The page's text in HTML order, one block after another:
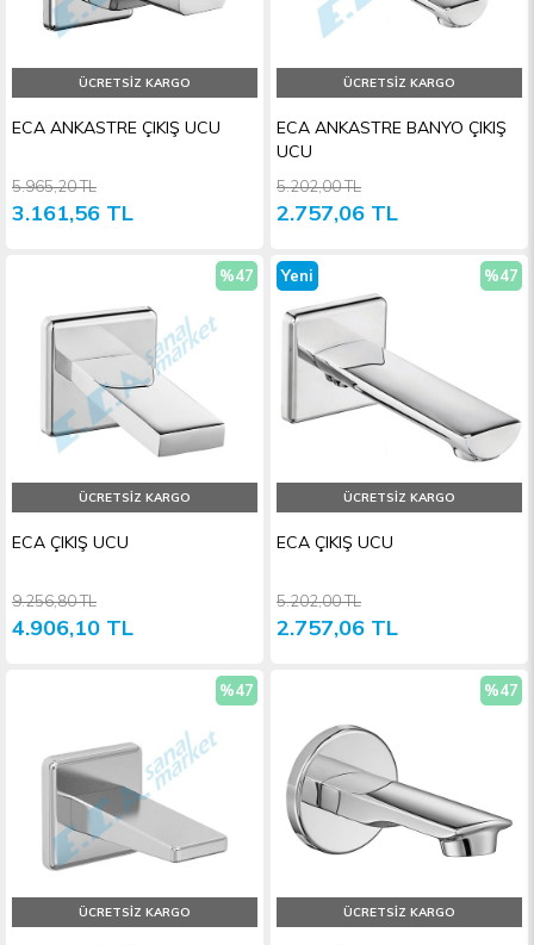
ECA ANKASTRE ÇIKIŞ UCU
3.161,56 TL
5.965,20 TL
ÜCRETSIZ KARGO
ECA ANKASTRE BANYO ÇIKIŞ
UCU
2.757,06 TL
5.202,00 TL
ÜCRETSIZ KARGO
ECA ÇIKIŞ UCU
4.906,10 TL
9.256,80 TL
%47
ÜCRETSIZ KARGO
ECA ÇIKIŞ UCU
2.757,06 TL
5.202,00 TL
%47
ÜCRETSIZ KARGO
Yeni
Ürün
%47
ÜCRETSIZ KARGO
%47
ÜCRETSIZ KARGO